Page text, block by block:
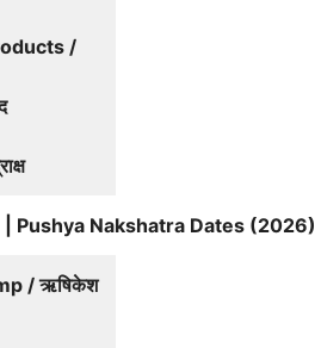
/
| Pushya Nakshatra Dates (2026)
/ ऋषिकेश